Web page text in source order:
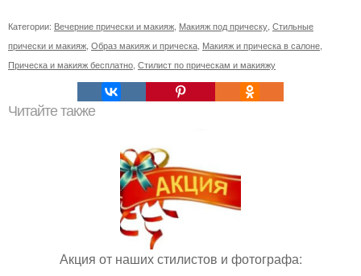
Категории: Вечерние прически и макияж, Макияж под прическу, Стильные
прически и макияж, Образ макияж и прическа, Макияж и прическа в салоне,
Прическа и макияж бесплатно, Стилист по прическам и макияжу
Читайте также
Акция от наших стилистов и фотографа: